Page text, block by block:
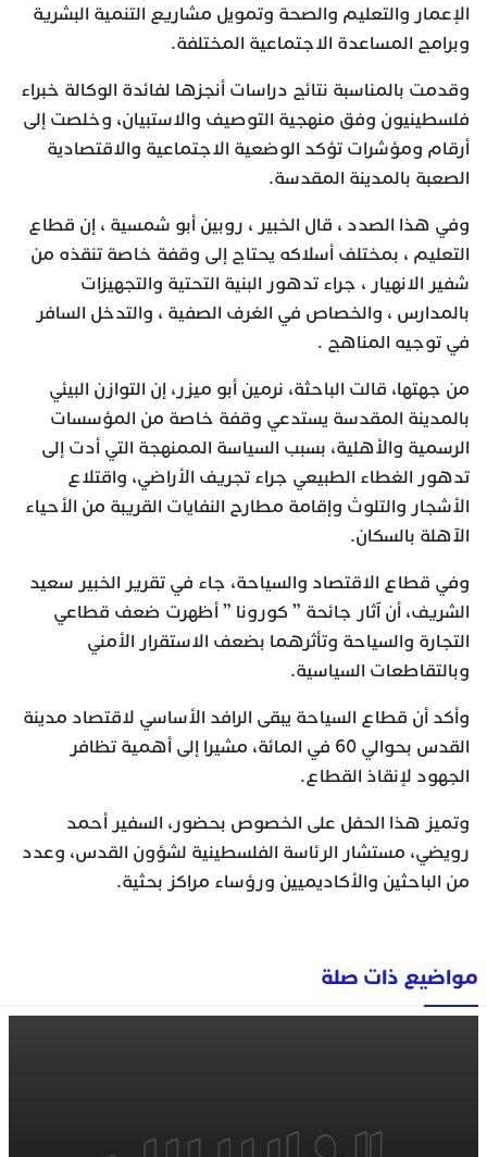
الإعمار والتعليم والصحة وتمويل مشاريع التنمية البشرية
وبرامج المساعدة الاجتماعية المختلفة.
وقدمت بالمناسبة نتائج دراسات أنجزها لفائدة الوكالة خبراء
فلسطينيون وفق منهجية التوصيف والاستبيان، وخلصت إلى
أرقام ومؤشرات تؤكد الوضعية الاجتماعية والاقتصادية
الصعبة بالمدينة المقدسة.
وفي هذا الصدد ، قال الخبير ، روبين أبو شمسية ، إن قطاع
التعليم ، بمختلف أسلاكه يحتاج إلى وقفة خاصة تنقذه من
شفير الانهيار ، جراء تدهور البنية التحتية والتجهيزات
بالمدارس ، والخصاص في الغرف الصفية ، والتدخل السافر
في توجيه المناهج .
من جهتها، قالت الباحثة، نرمين أبو ميزر، إن التوازن البيئي
بالمدينة المقدسة يستدعي وقفة خاصة من المؤسسات
الرسمية والأهلية، بسبب السياسة الممنهجة التي أدت إلى
تدهور الغطاء الطبيعي جراء تجريف الأراضي، واقتلاع
الأشجار والتلوث وإقامة مطارح النفايات القريبة من الأحياء
الآهلة بالسكان.
وفي قطاع الاقتصاد والسياحة، جاء في تقرير الخبير سعيد
الشريف، أن آثار جائحة ” كورونا ” أظهرت ضعف قطاعي
التجارة والسياحة وتأثرهما بضعف الاستقرار الأمني
وبالتقاطعات السياسية.
وأكد أن قطاع السياحة يبقى الرافد الأساسي لاقتصاد مدينة
القدس بحوالي 60 في المائة، مشيرا إلى أهمية تظافر
الجهود لإنقاذ القطاع.
وتميز هذا الحفل على الخصوص بحضور، السفير أحمد
رويضي، مستشار الرئاسة الفلسطينية لشؤون القدس، وعدد
من الباحثين والأكاديميين ورؤساء مراكز بحثية.
مواضيع ذات صلة